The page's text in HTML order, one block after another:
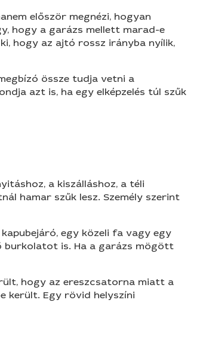
először megnézi, hogyan
hogy a garázs mellett marad-e
hogy az ajtó rossz irányba nyílik,
össze tudja vetni a
azt is, ha egy elképzelés túl szűk
a kiszálláshoz, a téli
hamar szűk lesz. Személy szerint
egy közeli fa vagy egy
burkolatot is. Ha a garázs mögött
hogy az ereszcsatorna miatt a
került. Egy rövid helyszíni